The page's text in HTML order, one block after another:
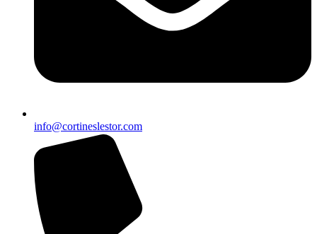
info@cortineslestor.com